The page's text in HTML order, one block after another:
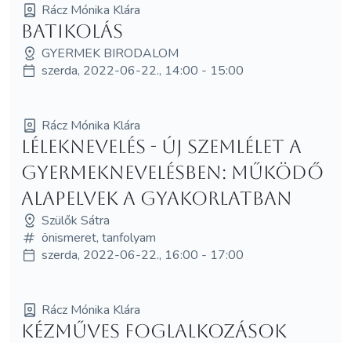
Rácz Mónika Klára
Batikolás
GYERMEK BIRODALOM
szerda, 2022-06-22., 14:00 - 15:00
Rácz Mónika Klára
Léleknevelés - új szemlélet a
gyermeknevelésben: működő
alapelvek a gyakorlatban
Szülők Sátra
önismeret, tanfolyam
szerda, 2022-06-22., 16:00 - 17:00
Rácz Mónika Klára
Kézműves foglalkozások